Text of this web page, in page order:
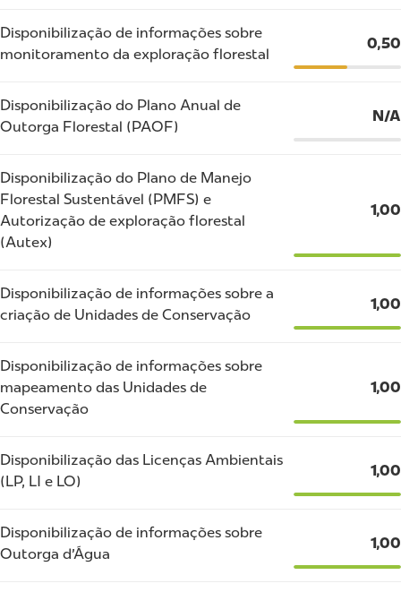
Disponibilização de informações sobre
monitoramento da exploração florestal
0,50
Disponibilização do Plano Anual de
Outorga Florestal (PAOF)
N/A
Disponibilização do Plano de Manejo
Florestal Sustentável (PMFS) e
Autorização de exploração florestal
(Autex)
1,00
Disponibilização de informações sobre a
criação de Unidades de Conservação
1,00
Disponibilização de informações sobre
mapeamento das Unidades de
Conservação
1,00
Disponibilização das Licenças Ambientais
(LP, LI e LO)
1,00
Disponibilização de informações sobre
Outorga d'Água
1,00